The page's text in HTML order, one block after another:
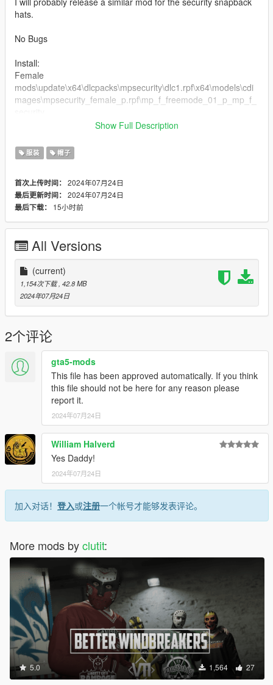
hats.
No Bugs
Install:
Female
mods\update\x64\dlcpacks\mpsecurity\dlc1.rpf\x64\models\cdi
mages\mpsecurity_female_p.rpf\mp_f_freemode_01_p_mp_f_
mods\update\x64\dlcpacks\mpsecurity\dlc1.rpf\x64\models\cdi
mages\mpsecurity_male_p.rpf\mp_m_freemode_01_p_mp_m_
Show Full Description
服装 帽子
首次上传时间： 2024年07月24日
最后更新时间： 2024年07月24日
最后下载：
15小时前
All Versions
(current)
1,154次下载, 42.8 MB
2024年07月24日
2个评论
gta5-mods
This file has been approved automatically. If you think
this file should not be here for any reason please
report it.
2024年07月24日
William Halverd
Yes Daddy!
2024年07月24日
加入对话！ 登入或注册一个帐号才能够发表评论。
More mods byclutit:
5.0 1,564 27